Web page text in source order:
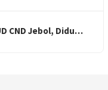
CND Jebol, Didu…